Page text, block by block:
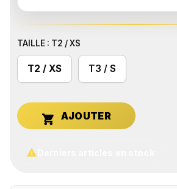
TAILLE : T2 / XS
T2 / XS T3 / S

